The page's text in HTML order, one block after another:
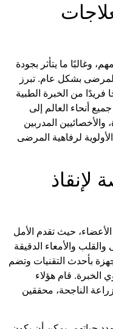
وغالبًا ما يتأثر بجودة
المرضى بشكل عام. تبرز
فريدًا من الخبرة الطبية
أنحاء العالم إلى
والأخصائيين المدربين
لرفاهية المرضى
لإنقاذ
الأعضاء، حيث تقدم الأمل
والأمعاء الدقيقة
بأحدث التقنيات وتضم
الخبرة. قام هؤلاء
الناجحة، محققين